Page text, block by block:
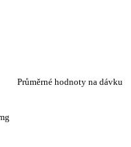
Průměrné hodnoty na dávku